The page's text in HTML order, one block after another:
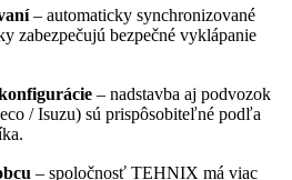
– automaticky synchronizované
zabezpečujú bezpečné vyklápanie
– nadstavba aj podvozok
/Isuzu) sú prispôsobiteľné podľa
– spoločnosť TEHNIX má viac